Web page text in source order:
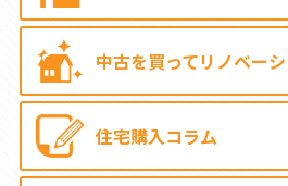
中古を買ってリノベー
住宅購入コラム